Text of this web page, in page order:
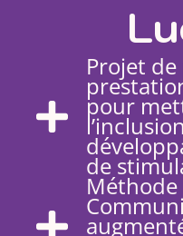
Projet
pour
de